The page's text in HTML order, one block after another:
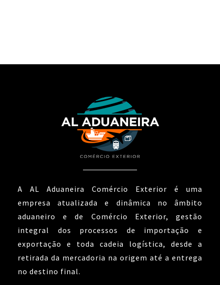
A AL Aduaneira Comércio Exterior é uma
empresa atualizada e dinâmica no âmbito
aduaneiro e de Comércio Exterior, gestão
integral dos processos de importação e
exportação e toda cadeia logística, desde a
retirada da mercadoria na origem até a entrega
no destino final.